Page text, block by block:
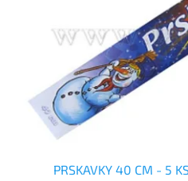
PRSKAVKY 40 CM - 5